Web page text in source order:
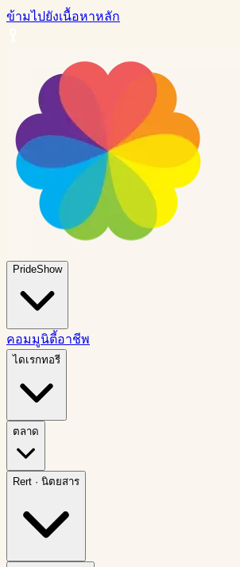
ข้ามไปยังเนื้อหาหลัก
PrideShow
คอมมูนิตี้อาชีพ
ไดเรกทอรี
ตลาด
Rert · นิตยสาร